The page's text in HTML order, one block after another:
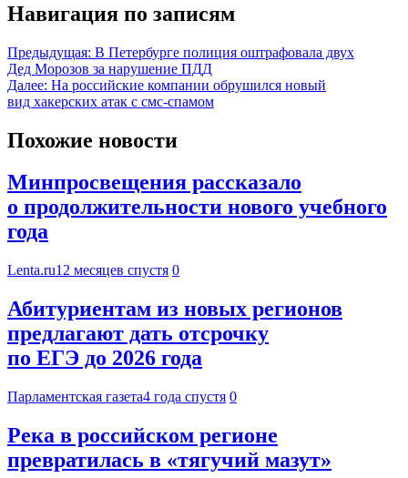
Навигация по записям
Предыдущая: В Петербурге полиция оштрафовала двух
Дед Морозов за нарушение ПДД
Далее: На российские компании обрушился новый
вид хакерских атак с смс-спамом
Похожие новости
Минпросвещения рассказало
о продолжительности нового учебного
года
Lenta.ru12 месяцев спустя 0
Абитуриентам из новых регионов
предлагают дать отсрочку
по ЕГЭ до 2026 года
Парламентская газета4 года спустя 0
Река в российском регионе
превратилась в «тягучий мазут»